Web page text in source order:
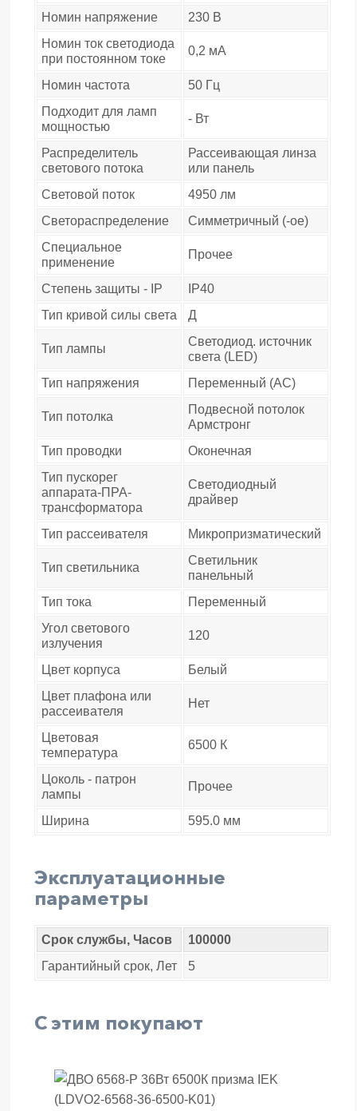
Номин напряжение
230 В
Номин ток светодиода
при постоянном токе
0,2 мА
Номин частота
50 Гц
Подходит для ламп
мощностью
- Вт
Распределитель
светового потока
Рассеивающая линза
или панель
Световой поток
4950 лм
Светораспределение
Симметричный (-ое)
Специальное
применение
Прочее
Степень защиты - IP
IP40
Тип кривой силы света
Д
Тип лампы
Светодиод. источник
света (LED)
Тип напряжения
Переменный (AC)
Тип потолка
Подвесной потолок
Армстронг
Тип проводки
Оконечная
Тип пускорег
аппарата-ПРА-
трансформатора
Светодиодный
драйвер
Тип рассеивателя Микропризматический
Тип светильника
Светильник
панельный
Тип тока
Переменный
Угол светового
излучения
120
Цвет корпуса
Белый
Цвет плафона или
рассеивателя
Нет
Цветовая
температура
6500 К
Цоколь - патрон
лампы
Прочее
Ширина 595.0 мм
Эксплуатационные
параметры
Срок службы, Часов
100000
Гарантийный срок, Лет
5
С этим покупают